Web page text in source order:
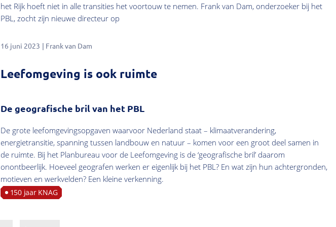
het Rijk hoeft niet in alle transities het voortouw te nemen. Frank van Dam, onderzoeker bij het
PBL, zocht zijn nieuwe directeur op
16 juni 2023 Frank van Dam
Leefomgeving is ook ruimte
De geografische bril van het PBL
De grote leefomgevingsopgaven waarvoor Nederland staat – klimaatverandering,
energietransitie, spanning tussen landbouw en natuur – komen voor een groot deel samen in
de ruimte. Bij het Planbureau voor de Leefomgeving is de ‘geografische bril’ daarom
onontbeerlijk. Hoeveel geografen werken er eigenlijk bij het PBL? En wat zijn hun achtergronden,
motieven en werkvelden? Een kleine verkenning.
150 jaar KNAG